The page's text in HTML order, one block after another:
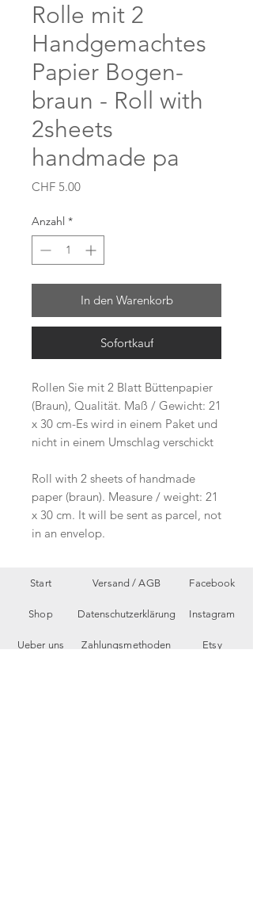
Rolle mit 2
Handgemachtes
Papier Bogen-
braun - Roll with
2sheets
handmade pa
CHF 5.00Preis
Anzahl *
In den Warenkorb
Sofortkauf
Rollen Sie mit 2 Blatt Büttenpapier
(Braun), Qualität. Maß / Gewicht: 21
x 30 cm-Es wird in einem Paket und
nicht in einem Umschlag verschickt
Roll with 2 sheets of handmade
paper (braun). Measure / weight: 21
x 30 cm. It will be sent as parcel, not
in an envelop.
Start
Shop
Ueber uns
Versand /AGB
Datenschutzerklärung
Zahlungsmethoden
Facebook
Instagram
Etsy